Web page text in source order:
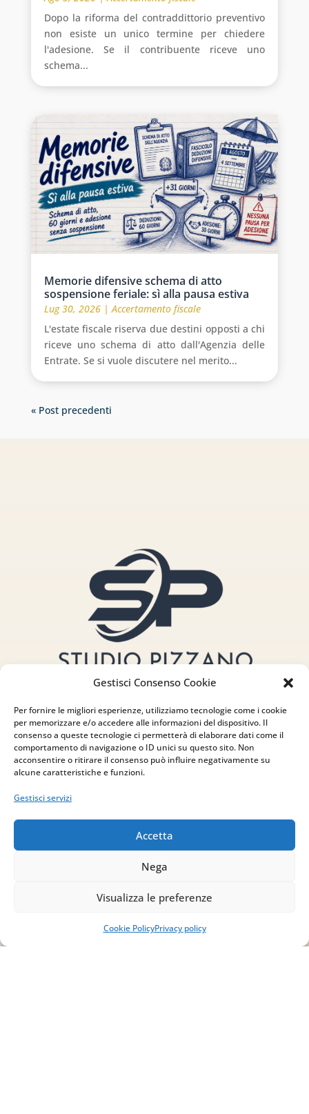
Gestisci Consenso Cookie
Per fornire le migliori esperienze, utilizziamo tecnologie come i cookie
per memorizzare e/o accedere alle informazioni del dispositivo. Il
consenso a queste tecnologie ci permetterà di elaborare dati come il
comportamento di navigazione o ID unici su questo sito. Non
acconsentire o ritirare il consenso può influire negativamente su
alcune caratteristiche e funzioni.
Gestisci servizi
Accetta
Nega
Visualizza le preferenze
Cookie PolicyPrivacy policy
Dopo la riforma del contraddittorio preventivo
non esiste un unico termine per chiedere
l'adesione. Se il contribuente riceve uno
schema...
Memorie difensive schema di atto
sospensione feriale: sì alla pausa estiva
Lug 30, 2026|Accertamento fiscale
L'estate fiscale riserva due destini opposti a chi
riceve uno schema di atto dall'Agenzia delle
Entrate. Se si vuole discutere nel merito...
« Post precedenti
Indirizzo
via Sant’Alessio, 5
Email